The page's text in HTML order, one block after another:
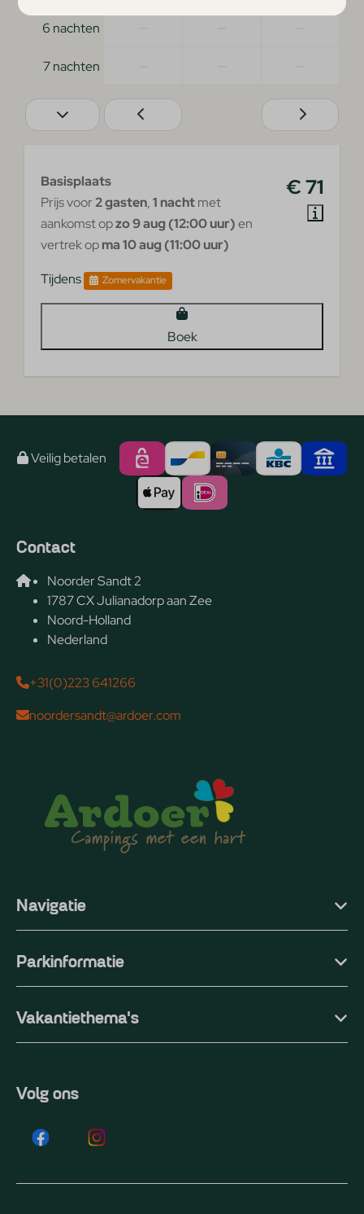
6 nachten
7 nachten
€ 71
Basisplaats
Prijs voor2 gasten,1 nachtmet
aankomst opzo 9 aug (12:00 uur)en
vertrek opma 10 aug (11:00 uur)
Tijdens
Zomervakantie
Boek
Veilig betalen
Contact
Noorder Sandt 2
1787 CX Julianadorp aan Zee
Noord-Holland
Nederland
+31(0)223 641266
noordersandt@ardoer.com
Navigatie
Parkinformatie
Vakantiethema's
Volg ons